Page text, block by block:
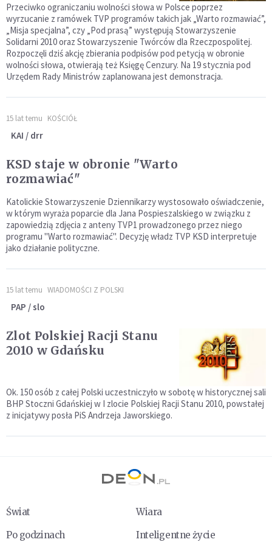
Przeciwko ograniczaniu wolności słowa w Polsce poprzez
wyrzucanie z ramówek TVP programów takich jak „Warto rozmawiać”,
„Misja specjalna”, czy „Pod prasą” występują Stowarzyszenie
Solidarni 2010 oraz Stowarzyszenie Twórców dla Rzeczpospolitej.
Rozpoczęli dziś akcję zbierania podpisów pod petycją w obronie
wolności słowa, otwierają też Księgę Cenzury. Na 19 stycznia pod
Urzędem Rady Ministrów zaplanowana jest demonstracja.
15 lat temu KOŚCIÓŁ
KAI / drr
KSD staje w obronie "Warto
rozmawiać"
Katolickie Stowarzyszenie Dziennikarzy wystosowało oświadczenie,
w którym wyraża poparcie dla Jana Pospieszalskiego w związku z
zapowiedzią zdjęcia z anteny TVP1 prowadzonego przez niego
programu "Warto rozmawiać". Decyzję władz TVP KSD interpretuje
jako działanie polityczne.
15 lat temu WIADOMOŚCI Z POLSKI
PAP / slo
Zlot Polskiej Racji Stanu
2010 w Gdańsku
Ok. 150 osób z całej Polski uczestniczyło w sobotę w historycznej sali
BHP Stoczni Gdańskiej w I zlocie Polskiej Racji Stanu 2010, powstałej
z inicjatywy posła PiS Andrzeja Jaworskiego.
Świat
Wiara
Po godzinach
Inteligentne życie